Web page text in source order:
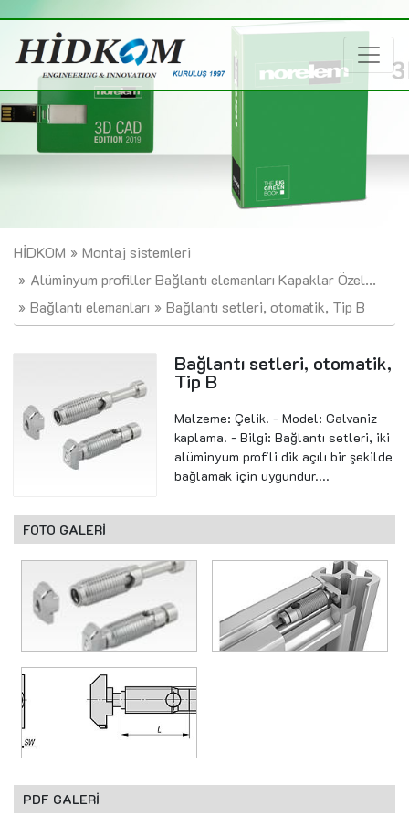
HİDKOM
Montaj sistemleri
Alüminyum profiller Bağlantı elemanları Kapaklar Özel...
Bağlantı elemanları
Bağlantı setleri, otomatik, Tip B
Bağlantı setleri, otomatik,
Tip B
Malzeme: Çelik. - Model: Galvaniz
kaplama. - Bilgi: Bağlantı setleri, iki
alüminyum profili dik açılı bir şekilde
bağlamak için uygundur....
FOTO GALERİ
PDF GALERİ